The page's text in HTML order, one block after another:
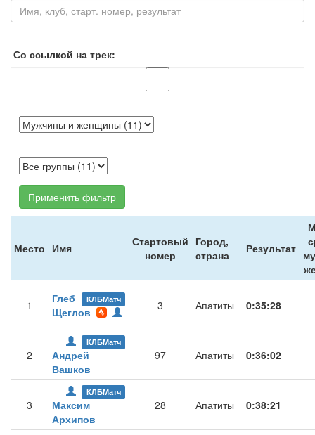
Со ссылкой на трек:
Применить фильтр
Место Имя
Стартовый
номер
Город,
страна
Результат
1 КЛБМатч
Глеб
Щеглов
3 Апатиты 0:35:28
2
КЛБМатч
Андрей
Вашков
97 Апатиты 0:36:02
3
КЛБМатч
Максим
Архипов
28 Апатиты 0:38:21